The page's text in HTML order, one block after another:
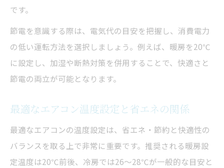
です。
節電を意識する際は、電気代の目安を把握し、消費電力
の低い運転方法を選択しましょう。例えば、暖房を20℃
に設定し、加湿や断熱対策を併用することで、快適さと
節電の両立が可能となります。
最適なエアコン温度設定と省エネの関係
最適なエアコンの温度設定は、省エネ・節約と快適性の
バランスを取る上で非常に重要です。推奨される暖房設
定温度は20℃前後、冷房では26〜28℃が一般的な目安と